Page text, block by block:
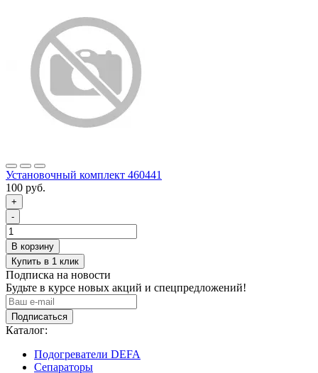
Установочный комплект 460441
100 руб.
+
-
Подписка на новости
Будьте в курсе новых акций и спецпредложений!
Подписаться
Каталог:
Подогреватели DEFA
Сепараторы